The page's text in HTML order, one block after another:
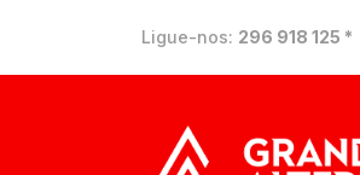
Ligue-nos: 296 918 125 *